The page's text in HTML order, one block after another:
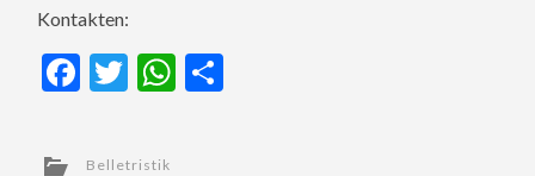
Kontakten:
Facebook
TwitterWhatsApp
Belletristik